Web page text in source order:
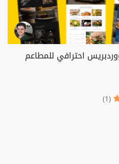
احترافي للمطاعم
(1)